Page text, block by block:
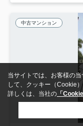
中古マンション
当サイトでは、お客様の
して、クッキー（Cookie
詳しくは、当社の 「